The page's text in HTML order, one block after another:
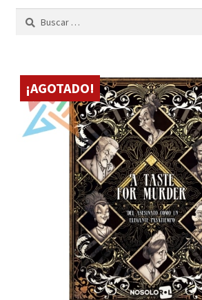
Envíos
AKATAKA BOOKS
Mi cuenta
¡AGOTADO!
Buscar: